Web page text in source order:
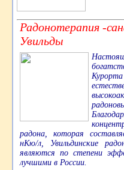
Радонотерапия -
Увильды
радона, которая
нКю/л, Увильдинские
являются по степени
лучшими в России.